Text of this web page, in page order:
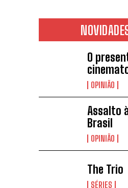
O
OPINIÃO
Assalto
Brasil
OPINIÃO
The Trio
SÉRIES